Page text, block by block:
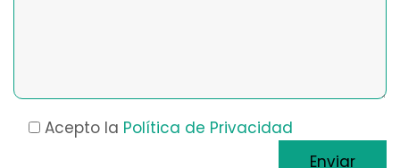
Acepto la Política de Privacidad